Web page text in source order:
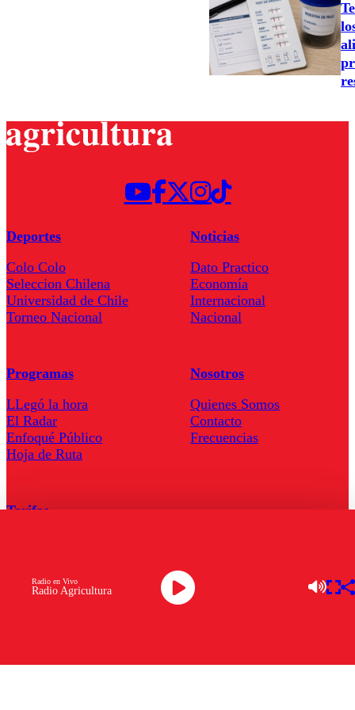
Radio Agricultura
Radio en Vivo
Deportes
Colo Colo
Seleccion Chilena
Universidad de Chile
Torneo Nacional
Noticias
Dato Practico
Economía
Internacional
Nacional
Programas
LLegó la hora
El Radar
Enfoqué Público
Hoja de Ruta
Nosotros
Quienes Somos
Contacto
Frecuencias
Tarifas
Descarga la APP